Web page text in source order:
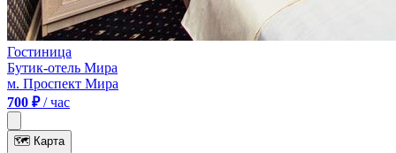
Гостиница
Бутик-отель Мира
м. Проспект Мира
700 ₽/ час
🗺 Карта